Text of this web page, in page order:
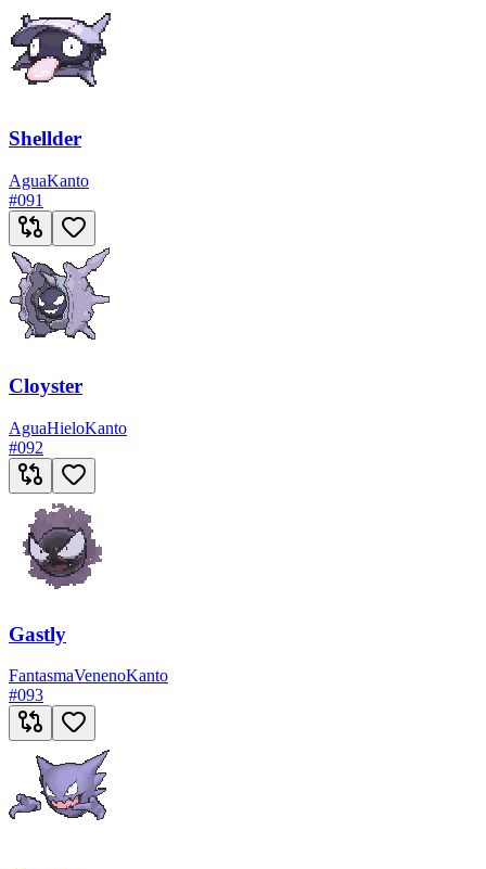
Shellder
AguaKanto
#091
Cloyster
AguaHieloKanto
#092
Gastly
FantasmaVenenoKanto
#093